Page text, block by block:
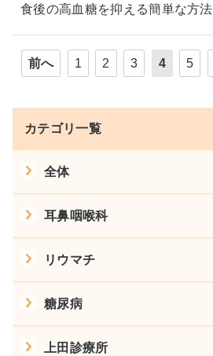
食後の高血糖を抑える簡単な方法
前へ 1 2 3 4 5
カテゴリ一覧
全体
耳鼻咽喉科
リウマチ
糖尿病
上田診療所